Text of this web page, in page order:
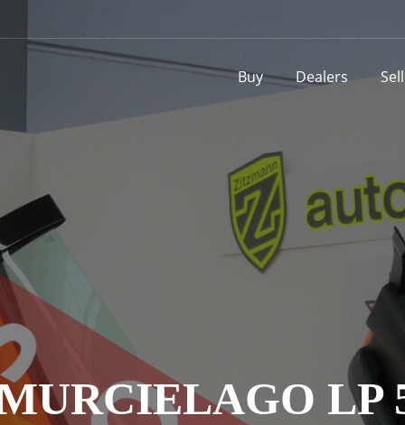
Buy Dealers
LP